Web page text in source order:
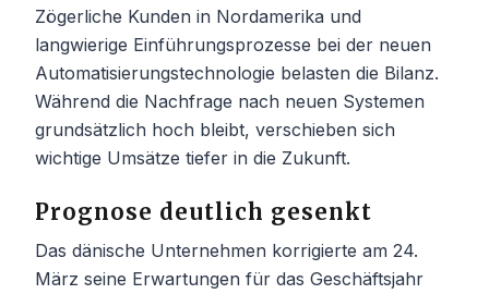
Zögerliche Kunden in Nordamerika und
langwierige Einführungsprozesse bei der neuen
Automatisierungstechnologie belasten die Bilanz.
Während die Nachfrage nach neuen Systemen
grundsätzlich hoch bleibt, verschieben sich
wichtige Umsätze tiefer in die Zukunft.
Prognose deutlich gesenkt
Das dänische Unternehmen korrigierte am 24.
März seine Erwartungen für das Geschäftsjahr